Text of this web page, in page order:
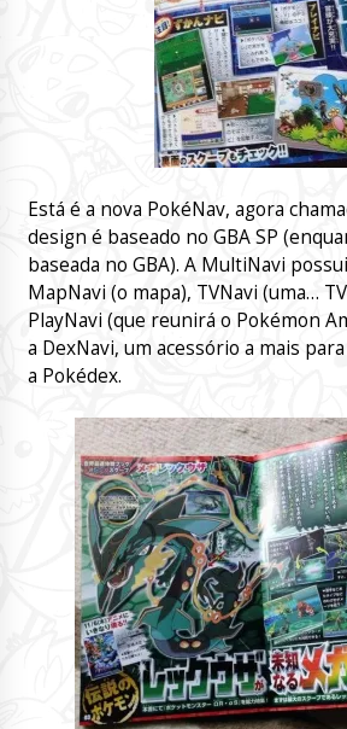
Está é a nova PokéNav, agora
design é baseado no GBA SP
baseada no GBA). A MultiNavi
MapNavi (o mapa), TVNavi (uma…
PlayNavi (que reunirá o Pokémon
a DexNavi, um acessório a mais
a Pokédex.